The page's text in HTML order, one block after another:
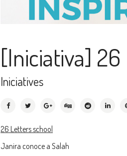
[Iniciativa]
Iniciatives
26 Letters school
Janira conoce a Salah